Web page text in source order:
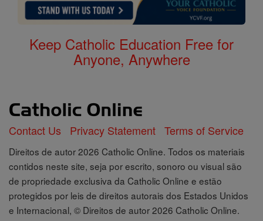
Keep Catholic Education Free for
Anyone, Anywhere
Contact Us Privacy Statement Terms of Service
Direitos de autor 2026 Catholic Online. Todos os materiais
contidos neste site, seja por escrito, sonoro ou visual são
de propriedade exclusiva da Catholic Online e estão
protegidos por leis de direitos autorais dos Estados Unidos
e Internacional, © Direitos de autor 2026 Catholic Online.